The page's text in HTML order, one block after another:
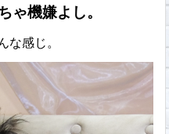
ゃ機嫌よし。
な感じ。